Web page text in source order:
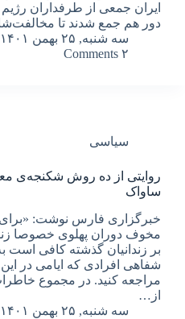
ایران جمعی از طرفداران رژیم
دور هم جمع شدند تا
سه شنبه, ۲۵ بهمن ۱۴۰۱ – ۱۵:۰۶
۲ Comments
سیاسی
روایتی از ده روش شکنجه‌ی
ساواک
خبرگزاری فارس نوشت: «برای
مخوف دوران پهلوی خصوصا
بر زندانیان گذشته کافی است
شفاهی افرادی که ایامی در این
مراجعه کنید. در مجموع
از…
سه شنبه, ۲۵ بهمن ۱۴۰۱ – ۱۳:۲۰